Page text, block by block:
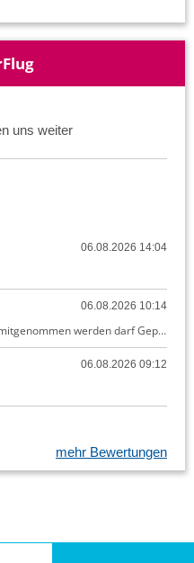
uns weiter
06.08.2026 14:04
06.08.2026 10:14
Ist gut beschrieben, ansicht was alles mitgenommen werden darf Gepäck dürfte auch kostenloses Handgepäck umfassen, ansonsten sehr easy zu machen
06.08.2026 09:12
mehr Bewertungen